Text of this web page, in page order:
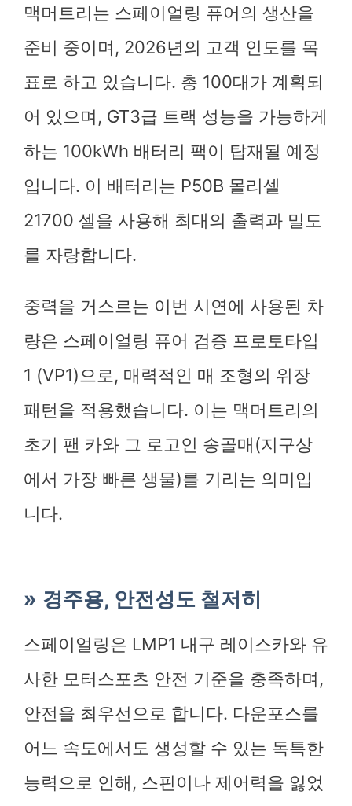
맥머트리는 스페이얼링 퓨어의 생산을
준비 중이며, 2026년의 고객 인도를 목
표로 하고 있습니다. 총 100대가 계획되
어 있으며, GT3급 트랙 성능을 가능하게
하는 100kWh 배터리 팩이 탑재될 예정
입니다. 이 배터리는 P50B 몰리셀
21700 셀을 사용해 최대의 출력과 밀도
를 자랑합니다.
중력을 거스르는 이번 시연에 사용된 차
량은 스페이얼링 퓨어 검증 프로토타입
1 (VP1)으로, 매력적인 매 조형의 위장
패턴을 적용했습니다. 이는 맥머트리의
초기 팬 카와 그 로고인 송골매(지구상
에서 가장 빠른 생물)를 기리는 의미입
니다.
경주용, 안전성도 철저히
스페이얼링은 LMP1 내구 레이스카와 유
사한 모터스포츠 안전 기준을 충족하며,
안전을 최우선으로 합니다. 다운포스를
어느 속도에서도 생성할 수 있는 독특한
능력으로 인해, 스핀이나 제어력을 잃었